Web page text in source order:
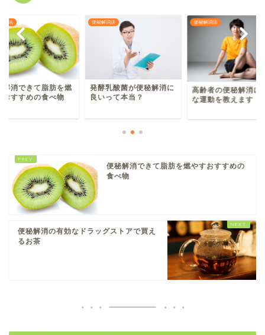
消法
解消できて脂肪を燃
おすすめの食べ物
便秘解消法
発酵乳酸菌が便秘解消に
良いって本当？
便秘解消法
高齢者の便秘解消に
な運動を教えます
便秘解消できて脂肪を燃やすおすすめの
食べ物
便秘解消の有効なドラッグストアで買え
るお茶